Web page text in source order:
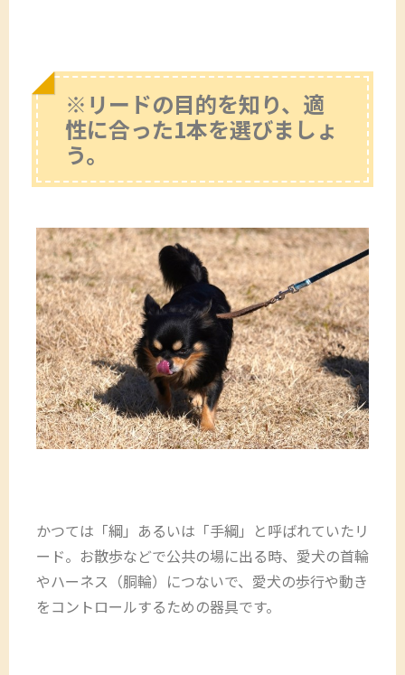
※リードの目的を知り、適
性に合った1本を選びましょ
う。
かつては「綱」あるいは「手綱」と呼ばれていたリ
ード。お散歩などで公共の場に出る時、愛犬の首輪
やハーネス（胴輪）につないで、愛犬の歩行や動き
をコントロールするための器具です。